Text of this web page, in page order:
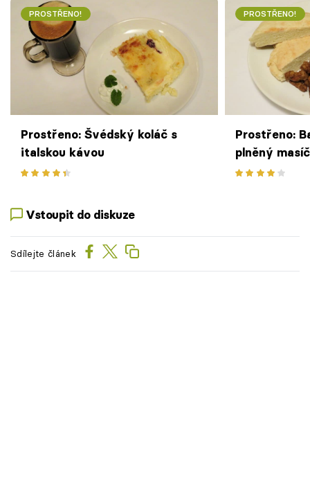
PROSTŘENO!
Prostřeno: Švédský koláč s
italskou kávou
PROSTŘENO!
Prostřeno:
plněný
Vstoupit do diskuze
Sdílejte článek